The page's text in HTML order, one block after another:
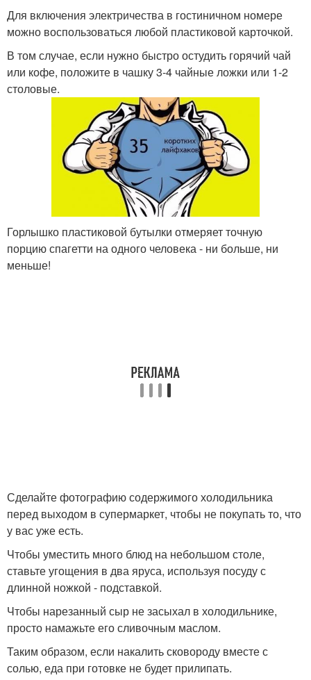
Для включения электричества в гостиничном номере
можно воспользоваться любой пластиковой карточкой.
В том случае, если нужно быстро остудить горячий чай
или кофе, положите в чашку 3-4 чайные ложки или 1-2
столовые.
Горлышко пластиковой бутылки отмеряет точную
порцию спагетти на одного человека - ни больше, ни
меньше!
Сделайте фотографию содержимого холодильника
перед выходом в супермаркет, чтобы не покупать то, что
у вас уже есть.
Чтобы уместить много блюд на небольшом столе,
ставьте угощения в два яруса, используя посуду с
длинной ножкой - подставкой.
Чтобы нарезанный сыр не засыхал в холодильнике,
просто намажьте его сливочным маслом.
Таким образом, если накалить сковороду вместе с
солью, еда при готовке не будет прилипать.